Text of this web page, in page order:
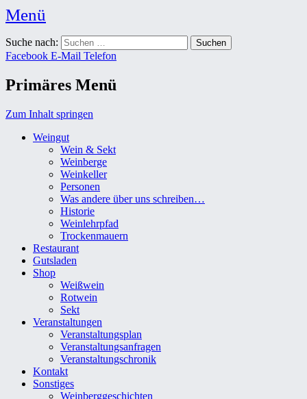
Menü
Weingut Karl Friedrich Aust
Das Weingut im Herzen der Radebeuler Oberlößnitz
Suche nach:
Facebook E-Mail Telefon
Primäres Menü
Zum Inhalt springen
Weingut
Wein & Sekt
Weinberge
Weinkeller
Personen
Was andere über uns schreiben…
Historie
Weinlehrpfad
Trockenmauern
Restaurant
Gutsladen
Shop
Weißwein
Rotwein
Sekt
Veranstaltungen
Veranstaltungsplan
Veranstaltungsanfragen
Veranstaltungschronik
Kontakt
Sonstiges
Weinberggeschichten